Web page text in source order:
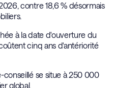
contre 18,6 % désormais
à la date d'ouverture du
cinq ans d'antériorité
conseillé se situe à 250 000
global.